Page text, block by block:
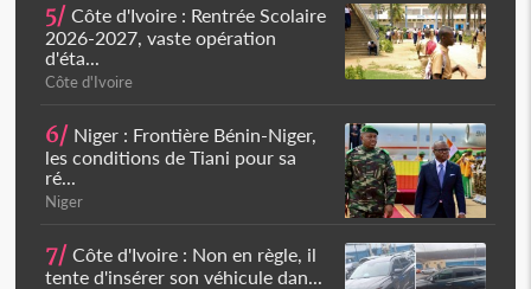
5/ Côte d'Ivoire : Rentrée Scolaire
2026-2027, vaste opération
d'éta...
Côte d'Ivoire
6/ Niger : Frontière Bénin-Niger,
les conditions de Tiani pour sa
ré...
Niger
7/ Côte d'Ivoire : Non en règle, il
tente d'insérer son véhicule dan...